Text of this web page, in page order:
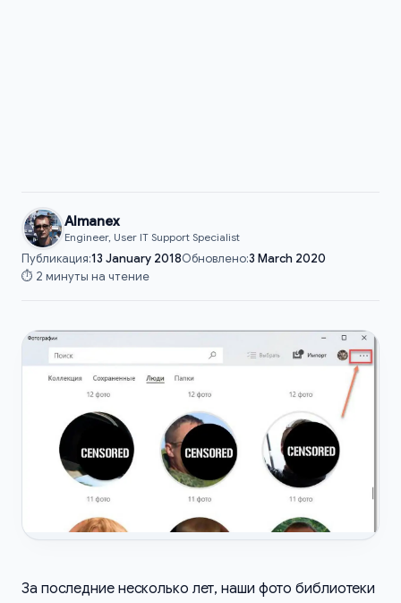
Almanex
Engineer, User IT Support Specialist
Публикация:13 January 2018Обновлено:3 March 2020
⏱️ 2 минуты на чтение
За последние несколько лет, наши фото библиотеки